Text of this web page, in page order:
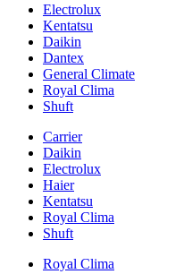
Electrolux
Kentatsu
Daikin
Dantex
General Climate
Royal Clima
Shuft
Carrier
Daikin
Electrolux
Haier
Kentatsu
Royal Clima
Shuft
Royal Clima